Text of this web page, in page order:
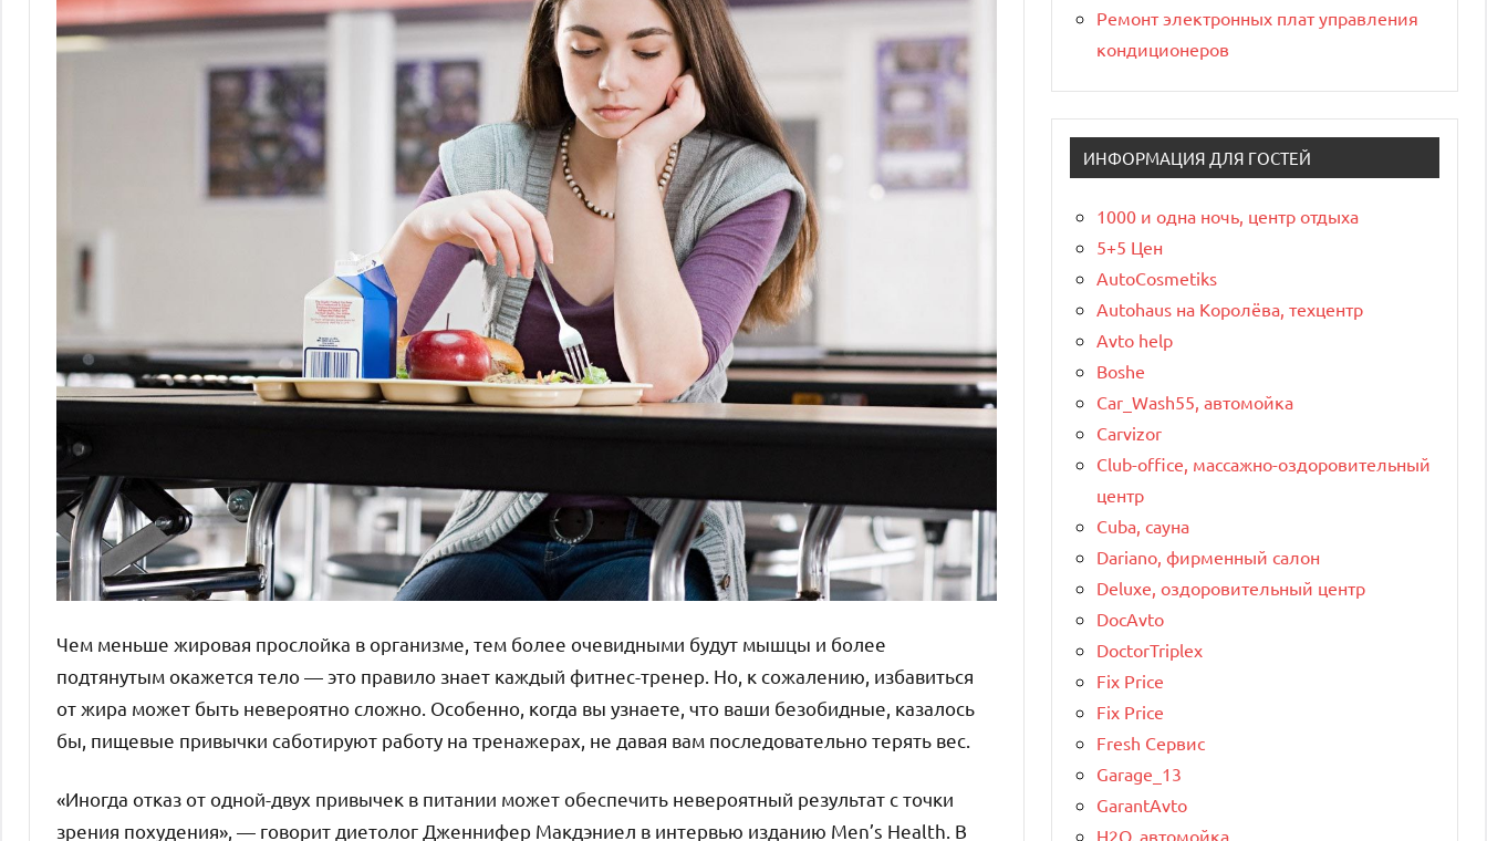
Чем меньше жировая прослойка в организме, тем более очевидными будут мышцы и более
подтянутым окажется тело — это правило знает каждый фитнес-тренер. Но, к сожалению, избавиться
от жира может быть невероятно сложно. Особенно, когда вы узнаете, что ваши безобидные, казалось
бы, пищевые привычки саботируют работу на тренажерах, не давая вам последовательно терять вес.
«Иногда отказ от одной-двух привычек в питании может обеспечить невероятный результат с точки
зрения похудения», — говорит диетолог Дженнифер Макдэниел в интервью изданию Men’s Health. В
Ремонт электронных плат управления
кондиционеров
ИНФОРМАЦИЯ ДЛЯ ГОСТЕЙ
1000 и одна ночь, центр отдыха
5+5 Цен
AutoCosmetiks
Autohaus на Королёва, техцентр
Avto help
Boshe
Car_Wash55, автомойка
Carvizor
Club-office, массажно-оздоровительный
центр
Cuba, сауна
Dariano, фирменный салон
Deluxe, оздоровительный центр
DocAvto
DoctorTriplex
Fix Price
Fix Price
Fresh Сервис
Garage_13
GarantAvto
H2O, автомойка